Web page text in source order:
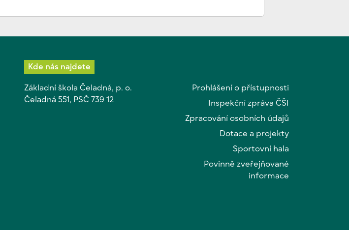
Kde nás najdete
Základní škola Čeladná, p. o.
Čeladná 551, PSČ 739 12
Prohlášení o přístupnosti
Inspekční zpráva ČŠI
Zpracování osobních údajů
Dotace a projekty
Sportovní hala
Povinně zveřejňované
informace